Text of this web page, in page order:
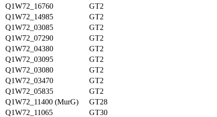
Q1W72_16760
GT2
Q1W72_14985
GT2
Q1W72_03085
GT2
Q1W72_07290
GT2
Q1W72_04380
GT2
Q1W72_03095
GT2
Q1W72_03080
GT2
Q1W72_03470
GT2
Q1W72_05835
GT2
Q1W72_11400 (MurG)
GT28
Q1W72_11065
GT30